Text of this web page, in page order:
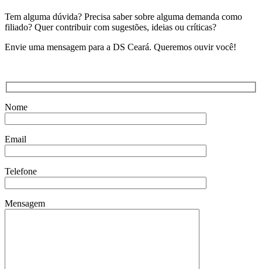
Tem alguma dúvida? Precisa saber sobre alguma demanda como
filiado? Quer contribuir com sugestões, ideias ou críticas?
Envie uma mensagem para a DS Ceará. Queremos ouvir você!
Nome
Email
Telefone
Mensagem